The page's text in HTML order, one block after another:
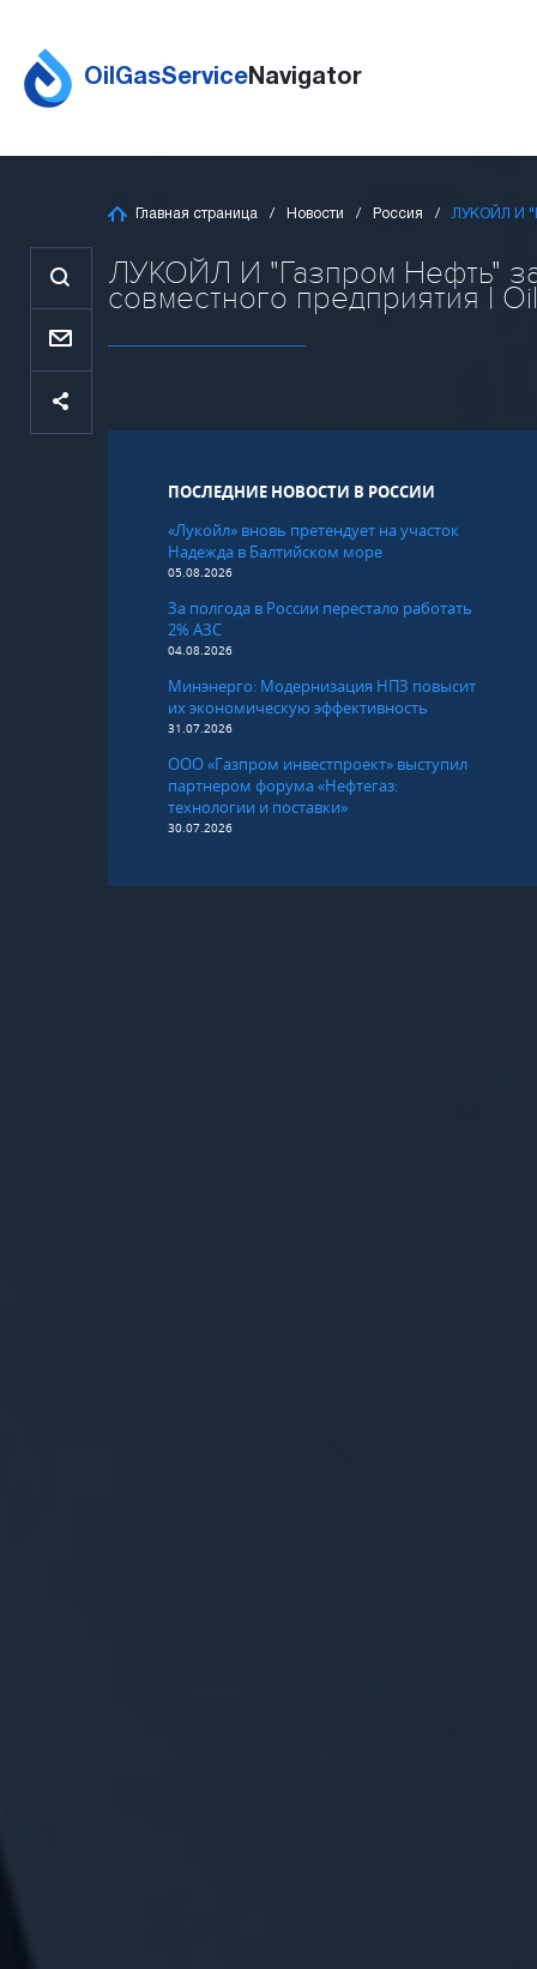
OilGasServiceNavigator
Главная страница Новости Россия ЛУКОЙЛ И
ЛУКОЙЛ И "Газпром Нефть"
совместного предприятия |
ПОСЛЕДНИЕ НОВОСТИ В РОССИИ
«Лукойл» вновь претендует на участок
Надежда в Балтийском море
05.08.2026
За полгода в России перестало работать
2% АЗС
04.08.2026
Минэнерго: Модернизация НПЗ повысит
их экономическую эффективность
31.07.2026
ООО «Газпром инвестпроект» выступил
партнером форума «Нефтегаз:
технологии и поставки»
30.07.2026